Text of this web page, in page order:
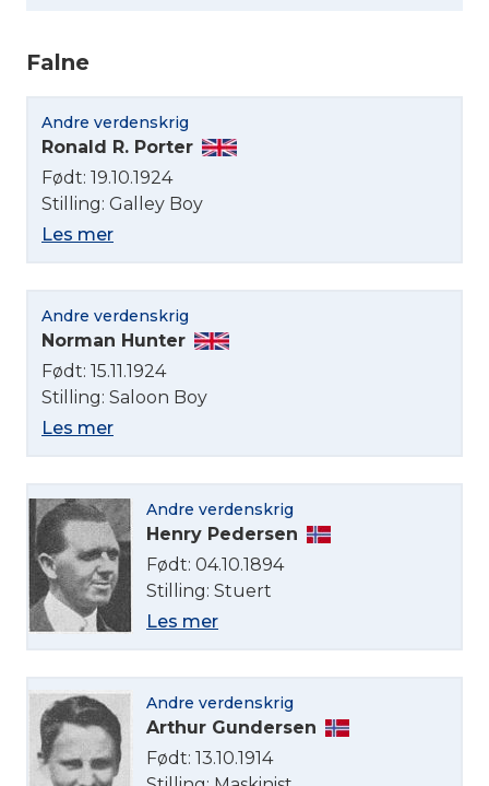
Falne
Andre verdenskrig
Ronald R. Porter
Født: 19.10.1924
Stilling: Galley Boy
Les mer
Andre verdenskrig
Norman Hunter
Født: 15.11.1924
Stilling: Saloon Boy
Les mer
Andre verdenskrig
Henry Pedersen
Født: 04.10.1894
Stilling: Stuert
Les mer
Andre verdenskrig
Arthur Gundersen
Født: 13.10.1914
Velg språk
English